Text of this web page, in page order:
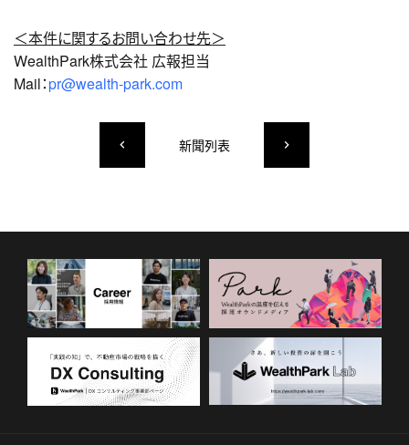
＜本件に関するお問い合わせ先＞
WealthPark株式会社 広報担当
Mail：pr@wealth-park.com
keyboard_arrow_left 新聞列表 keyboard_arrow_right